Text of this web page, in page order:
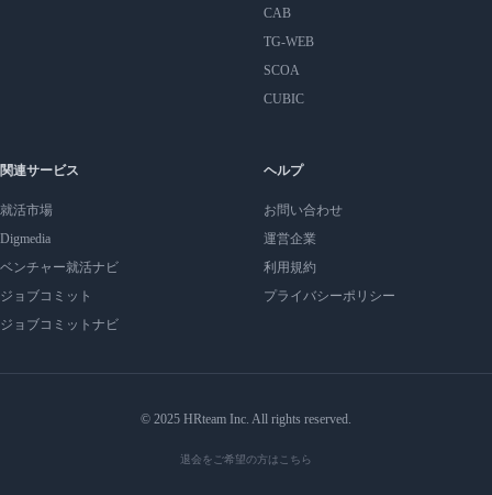
CAB
TG-WEB
SCOA
CUBIC
関連サービス
就活市場
Digmedia
ベンチャー就活ナビ
ジョブコミット
ジョブコミットナビ
ヘルプ
お問い合わせ
運営企業
利用規約
プライバシーポリシー
© 2025 HRteam Inc. All rights reserved.
退会をご希望の方はこちら